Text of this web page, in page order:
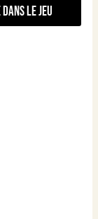
le jeu